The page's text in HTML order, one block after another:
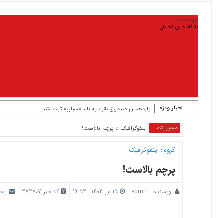
کیوسک خبر
پایگاه خبری تحلیلی
اخبار ویژه یازدهمین صندوق نقره به نام «سیان» ثبت شد
مسیر شما اینفوگرافیک » پرچم بالاست!
گروه : اینفوگرافیک
پرچم بالاست!
نویسنده : admin 15 تیر 1404 - 19:52 کد خبر 272707